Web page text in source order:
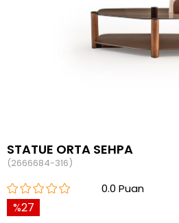
STATUE ORTA SEHPA
(2666684-316)
0.0
27